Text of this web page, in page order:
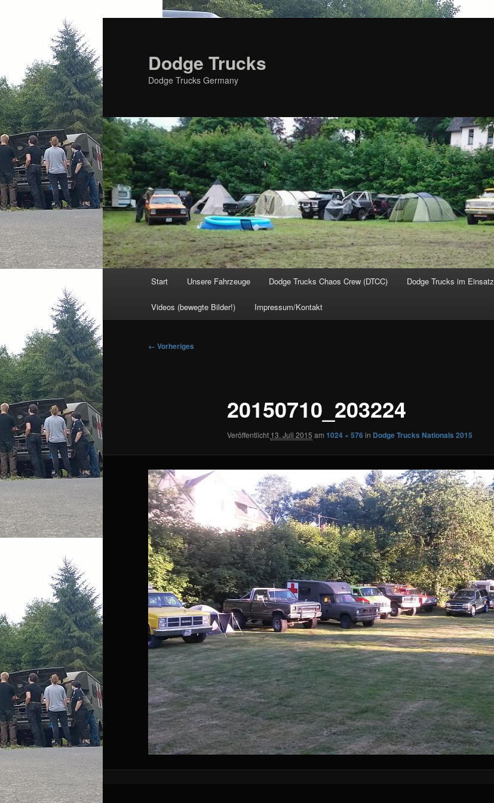
springen
Dodge Trucks
Dodge Trucks Germany
Start Unsere Fahrzeuge Dodge Trucks Chaos Crew (DTCC) Dodge Trucks im Einsatz
Videos (bewegte Bilder!) Impressum/Kontakt
Bilder-
← Vorheriges
20150710_203224
Veröffentlicht 13. Juli 2015 am 1024 × 576 in Dodge Trucks Nationals 2015